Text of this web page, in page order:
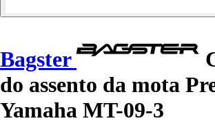
Bagster
do assento da mota
Yamaha MT-09-3